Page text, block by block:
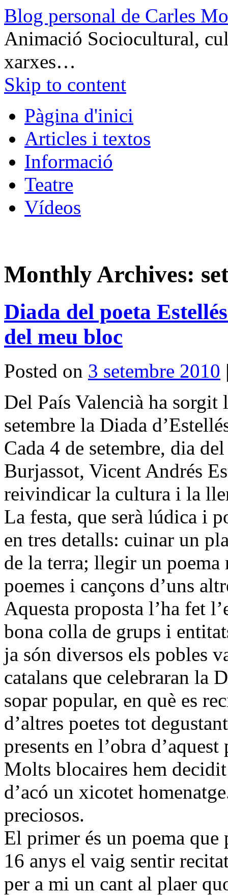
Blog personal de Carles
Animació Sociocultural,
xarxes…
Skip to content
Pàgina d'inici
Articles i textos
Informació
Teatre
Vídeos
Monthly Archives:
Diada del poeta
del meu bloc
Posted on 3 setembre 2010
Del País Valencià ha sorgit
setembre la Diada
Cada 4 de setembre, dia
Burjassot, Vicent Andrés
reivindicar la cultura i la
La festa, que serà lúdica i
en tres detalls: cuinar un
de la terra; llegir un poema
poemes i cançons d’uns
Aquesta proposta l’ha fet
bona colla de grups i
ja són diversos els pobles
catalans que celebraran la
sopar popular, en què es
d’altres poetes tot
presents en l’obra d’aquest
Molts blocaires hem
d’acó un xicotet
preciosos.
El primer és un poema que
16 anys el vaig sentir
per a mi un cant al plaer